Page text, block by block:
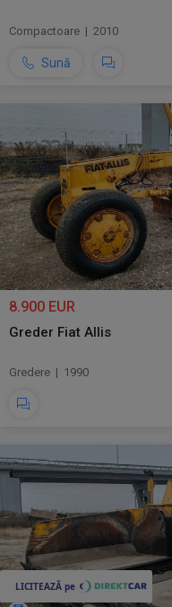
Compactoare | 2010
Sună
8.900 EUR
Greder Fiat Allis
Gredere | 1990